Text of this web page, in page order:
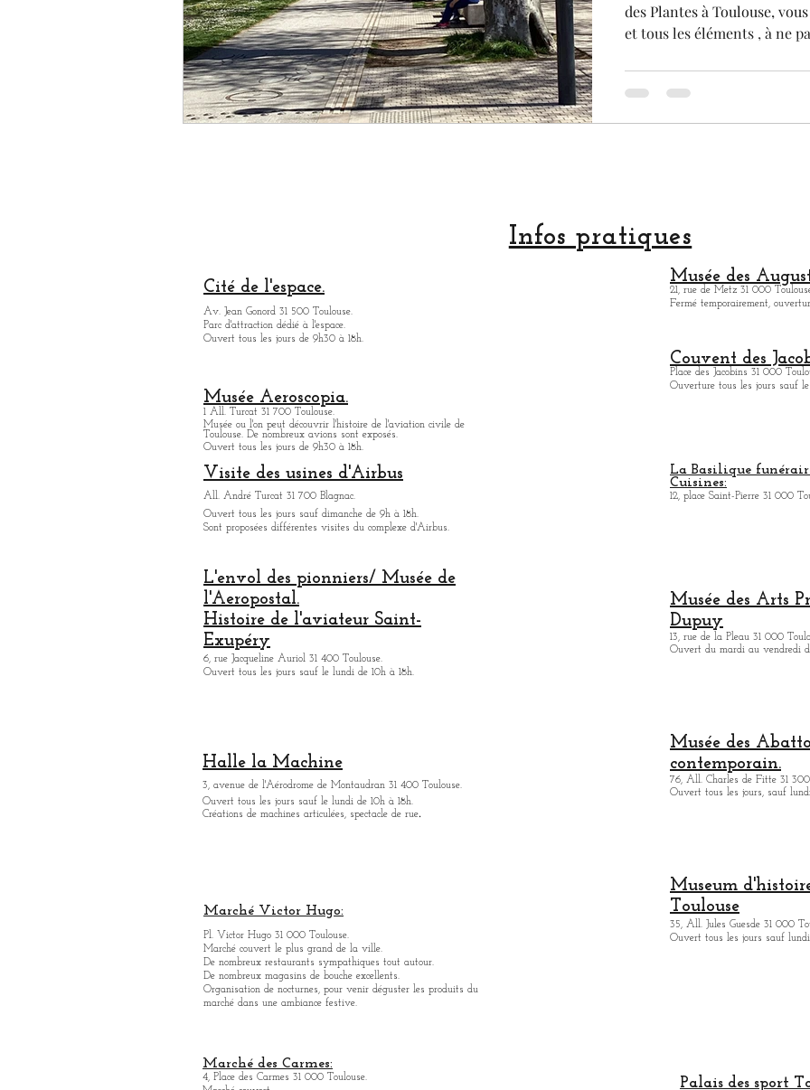
Aéronautique religion Festival
des Plantes à Toulouse,
et tous les éléments , à ne
de Toulouse a été très
mondiale et la résistance.
notamment, un monument
Infos pratiques
Cité de l'espace.
Av. Jean Gonord 31 500 Toulouse.
Parc d'attraction dédié à l'espace.
Ouvert tous les jours de 9h30 à 18h.
Musée des
21, rue de Metz 31 000
Fermé temporairement,
Couvent des
Place des Jacobins 31 000
Ouverture tous les jours sauf
Musée Aeroscopia.
1 All. Turcat 31 700 Toulouse.
Musée ou l'on peut découvrir l'histoire de l'aviation civile de
Toulouse. De nombreux avions sont exposés.
Ouvert tous les jours de 9h30 à 18h.
Visite des usines d'Airbus
All. André Turcat 31 700 Blagnac.
Ouvert tous les jours sauf dimanche de 9h à 18h.
Sont proposées différentes visites du complexe d'Airbus.
L'envol des pionniers/ Musée de
l'Aeropostal.
Histoire de l'aviateur Saint-
Exupéry
6, rue Jacqueline Auriol 31 400 Toulouse.
Ouvert tous les jours sauf le lundi de 10h à 18h.
Halle la Machine
3, avenue de l'Aérodrome de Montaudran 31 400 Toulouse.
Ouvert tous les jours sauf le lundi de 10h à 18h.
Créations de machines articulées, spectacle de rue.
Marché Victor Hugo:
Pl. Victor Hugo 31 000 Toulouse.
Marché couvert le plus grand de la ville.
De nombreux restaurants sympathiques tout autour.
De nombreux magasins de bouche excellents.
Organisation de nocturnes, pour venir déguster les produits du
marché dans une ambiance festive.
Marché des Carmes:
4, Place des Carmes 31 000 Toulouse.
La Basilique
Cuisines:
12, place Saint-Pierre 31 000
Musée des Arts
Dupuy
13, rue de la Pleau 31 000
Ouvert du mardi au vendredi
Musée des
contemporain.
76, All. Charles de Fitte 31 300
Ouvert tous les jours, sauf
Museum
Toulouse
35, All. Jules Guesde 31 000
Ouvert tous les jours sauf lundi
Palais des sport